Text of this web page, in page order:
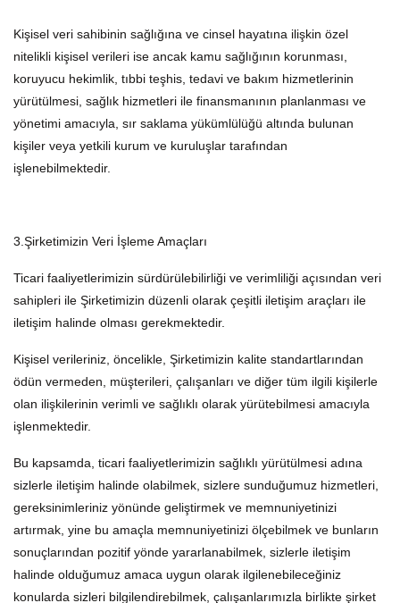
Kişisel veri sahibinin sağlığına ve cinsel hayatına ilişkin özel
nitelikli kişisel verileri ise ancak kamu sağlığının korunması,
koruyucu hekimlik, tıbbi teşhis, tedavi ve bakım hizmetlerinin
yürütülmesi, sağlık hizmetleri ile finansmanının planlanması ve
yönetimi amacıyla, sır saklama yükümlülüğü altında bulunan
kişiler veya yetkili kurum ve kuruluşlar tarafından
işlenebilmektedir.
3.Şirketimizin Veri İşleme Amaçları
Ticari faaliyetlerimizin sürdürülebilirliği ve verimliliği açısından veri
sahipleri ile Şirketimizin düzenli olarak çeşitli iletişim araçları ile
iletişim halinde olması gerekmektedir.
Kişisel verileriniz, öncelikle, Şirketimizin kalite standartlarından
ödün vermeden, müşterileri, çalışanları ve diğer tüm ilgili kişilerle
olan ilişkilerinin verimli ve sağlıklı olarak yürütebilmesi amacıyla
işlenmektedir.
Bu kapsamda, ticari faaliyetlerimizin sağlıklı yürütülmesi adına
sizlerle iletişim halinde olabilmek, sizlere sunduğumuz hizmetleri,
gereksinimleriniz yönünde geliştirmek ve memnuniyetinizi
artırmak, yine bu amaçla memnuniyetinizi ölçebilmek ve bunların
sonuçlarından pozitif yönde yararlanabilmek, sizlerle iletişim
halinde olduğumuz amaca uygun olarak ilgilenebileceğiniz
konularda sizleri bilgilendirebilmek, çalışanlarımızla birlikte şirket